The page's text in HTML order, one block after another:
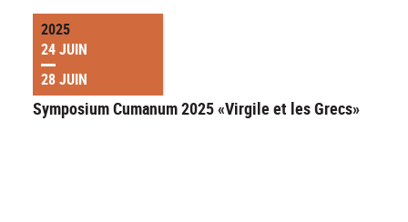
2025
24 JUIN
28 JUIN
Symposium Cumanum 2025 «Virgile et les Grecs»